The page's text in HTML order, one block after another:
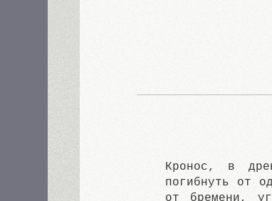
Кронос, в
погибнуть от
от бремени,